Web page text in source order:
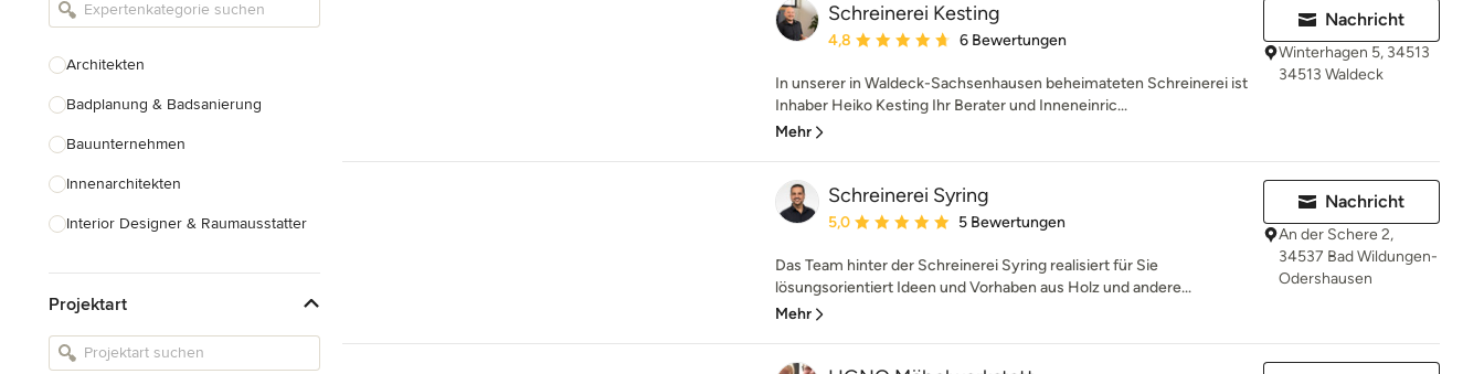
Architekten
Badplanung & Badsanierung
Bauunternehmen
Innenarchitekten
Interior Designer & Raumausstatter
Landschaftsarchitekten
Armaturen & Sanitärbedarf
Projektart
Schreinerei Kesting
Durchschnittliche Bewertung: 4.8 von 5 Sternen
4,8 6 Bewertungen
In unserer in Waldeck-Sachsenhausen beheimateten Schreinerei ist
Inhaber Heiko Kesting Ihr Berater und Inneneinric...
Mehr
Nachricht
Winterhagen 5, 34513
34513 Waldeck
Schreinerei Syring
Durchschnittliche Bewertung: 5 von 5 Sternen
5,0 5 Bewertungen
Das Team hinter der Schreinerei Syring realisiert für Sie
lösungsorientiert Ideen und Vorhaben aus Holz und andere...
Mehr
Nachricht
An der Schere 2,
34537 Bad Wildungen-
Odershausen